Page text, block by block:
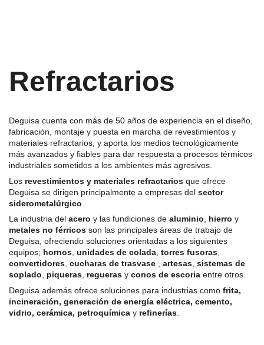
Refractarios
Deguisa cuenta con más de 50 años de experiencia en el diseño,
fabricación, montaje y puesta en marcha de revestimientos y
materiales refractarios, y aporta los medios tecnológicamente
más avanzados y fiables para dar respuesta a procesos térmicos
industriales sometidos a los ambientes más agresivos.
Los revestimientos y materiales refractarios que ofrece
Deguisa se dirigen principalmente a empresas del sector
siderometalúrgico
La industria del acero y las fundiciones de aluminio hierro y
metales no férricos son las principales áreas de trabajo de
Deguisa, ofreciendo soluciones orientadas a los siguientes
equipos; hornos unidades de colada torres fusoras
convertidores cucharas de trasvase artesas sistemas de
soplado
piqueras regueras y conos de escoria entre otros.
Deguisa además ofrece soluciones para industrias como frita,
incineración, generación de energía eléctrica, cemento,
vidrio, cerámica, petroquímica y refinerías